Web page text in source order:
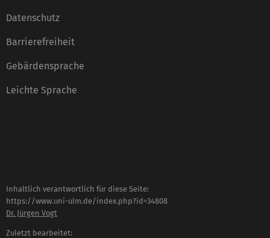
Datenschutz
Barrierefreiheit
Gebärdensprache
Leichte Sprache
Inhaltlich verantwortlich für diese Seite:
https://www.uni-ulm.de/index.php?id=34808
Dr. Jürgen Vogt
Zuletzt bearbeitet: